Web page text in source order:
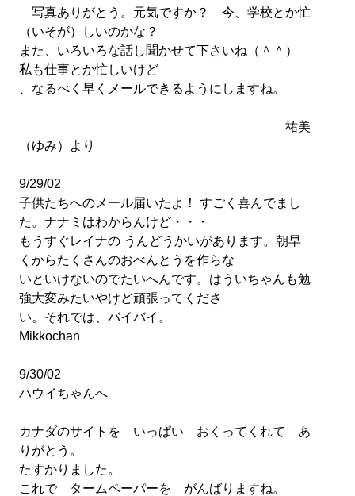
写真ありがとう。元気ですか？ 今、学校とか忙
（いそが）しいのかな？
また、いろいろな話し聞かせて下さいね（＾＾）
私も仕事とか忙しいけど
、なるべく早くメールできるようにしますね。
祐美
（ゆみ）より
9/29/02
子供たちへのメール届いたよ！ すごく喜んでまし
た。ナナミはわからんけど・・・
もうすぐレイナの うんどうかいがあります。朝早
くからたくさんのおべんとうを作らな
いといけないのでたいへんです。はういちゃんも勉
強大変みたいやけど頑張ってくださ
い。それでは、バイバイ。
Mikkochan
9/30/02
ハウイちゃんへ
カナダのサイトを いっぱい おくってくれて あ
りがとう。
たすかりました。
これで タームペーパーを がんばりますね。